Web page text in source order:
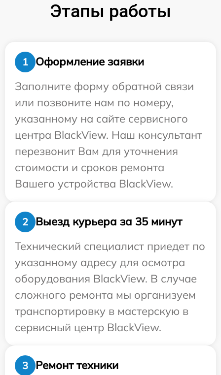
Этапы работы
1
Оформление заявки
Заполните форму обратной связи
или позвоните нам по номеру,
указанному на сайте сервисного
центра BlackView. Наш консультант
перезвонит Вам для уточнения
стоимости и сроков ремонта
Вашего устройства BlackView.
2
Выезд курьера за 35 минут
Технический специалист приедет по
указанному адресу для осмотра
оборудования BlackView. В случае
сложного ремонта мы организуем
транспортировку в мастерскую в
сервисный центр BlackView.
3 Ремонт техники